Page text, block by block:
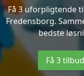
Få 3 uforpligtende
Fredensborg.
bedste
Få 3